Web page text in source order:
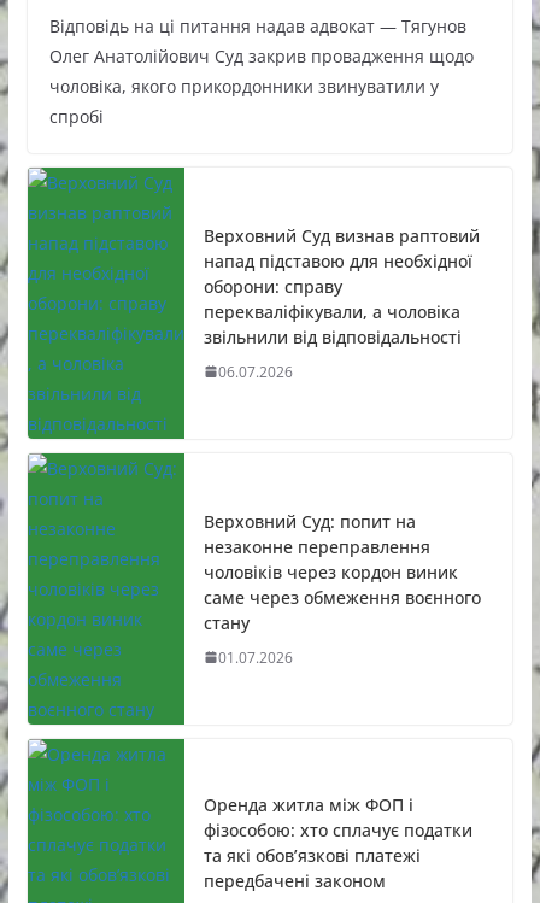
Відповідь на ці питання надав адвокат — Тягунов
Олег Анатолійович Суд закрив провадження щодо
чоловіка, якого прикордонники звинуватили у
спробі
Верховний Суд визнав раптовий
напад підставою для необхідної
оборони: справу
перекваліфікували, а чоловіка
звільнили від відповідальності
06.07.2026
Верховний Суд: попит на
незаконне переправлення
чоловіків через кордон виник
саме через обмеження воєнного
стану
01.07.2026
Оренда житла між ФОП і
фізособою: хто сплачує податки
та які обов’язкові платежі
передбачені законом